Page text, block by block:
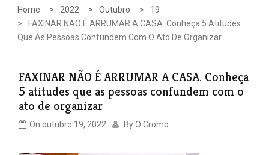
Home 2022 Outubro
19
FAXINAR NÃO É ARRUMAR A CASA. Conheça 5 Atitudes
Que As Pessoas Confundem Com O Ato De Organizar
FAXINAR NÃO É ARRUMAR A CASA. Conheça
5 atitudes que as pessoas confundem com o
ato de organizar
On outubro 19, 2022 ByO Cromo